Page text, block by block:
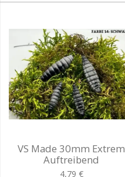
VS Made 30mm Extrem
Auftreibend
4,79 €